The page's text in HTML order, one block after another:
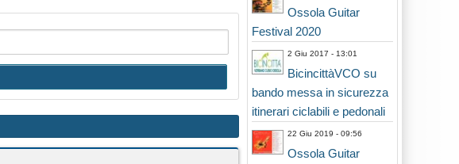
Ossola Guitar
Festival 2020
2 Giu 2017 - 13:01
BicincittàVCO su
bando messa in sicurezza
itinerari ciclabili e pedonali
22 Giu 2019 - 09:56
Ossola Guitar